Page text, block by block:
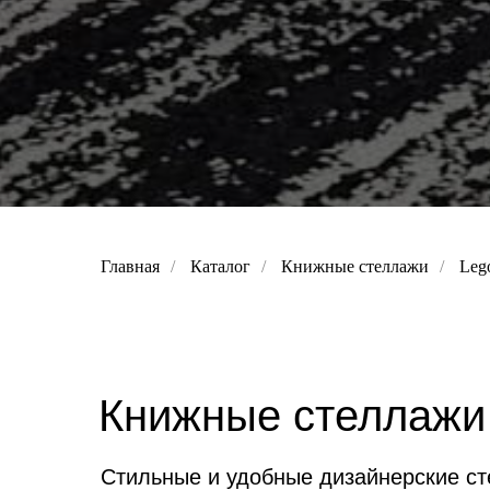
Главная / Каталог / Книжные стеллажи /
Книжные стеллажи
Стильные и удобные дизайнерские